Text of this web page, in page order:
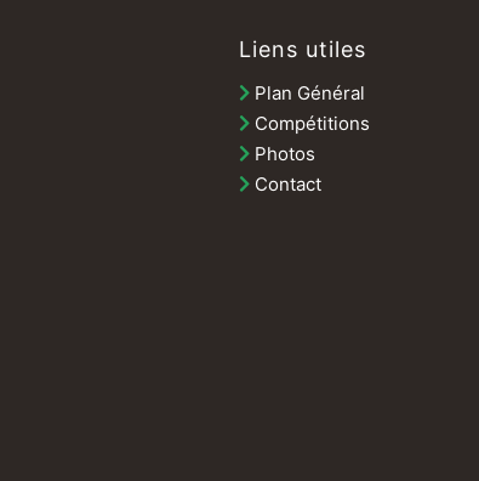
Liens utiles
Plan Général
Compétitions
Photos
Contact